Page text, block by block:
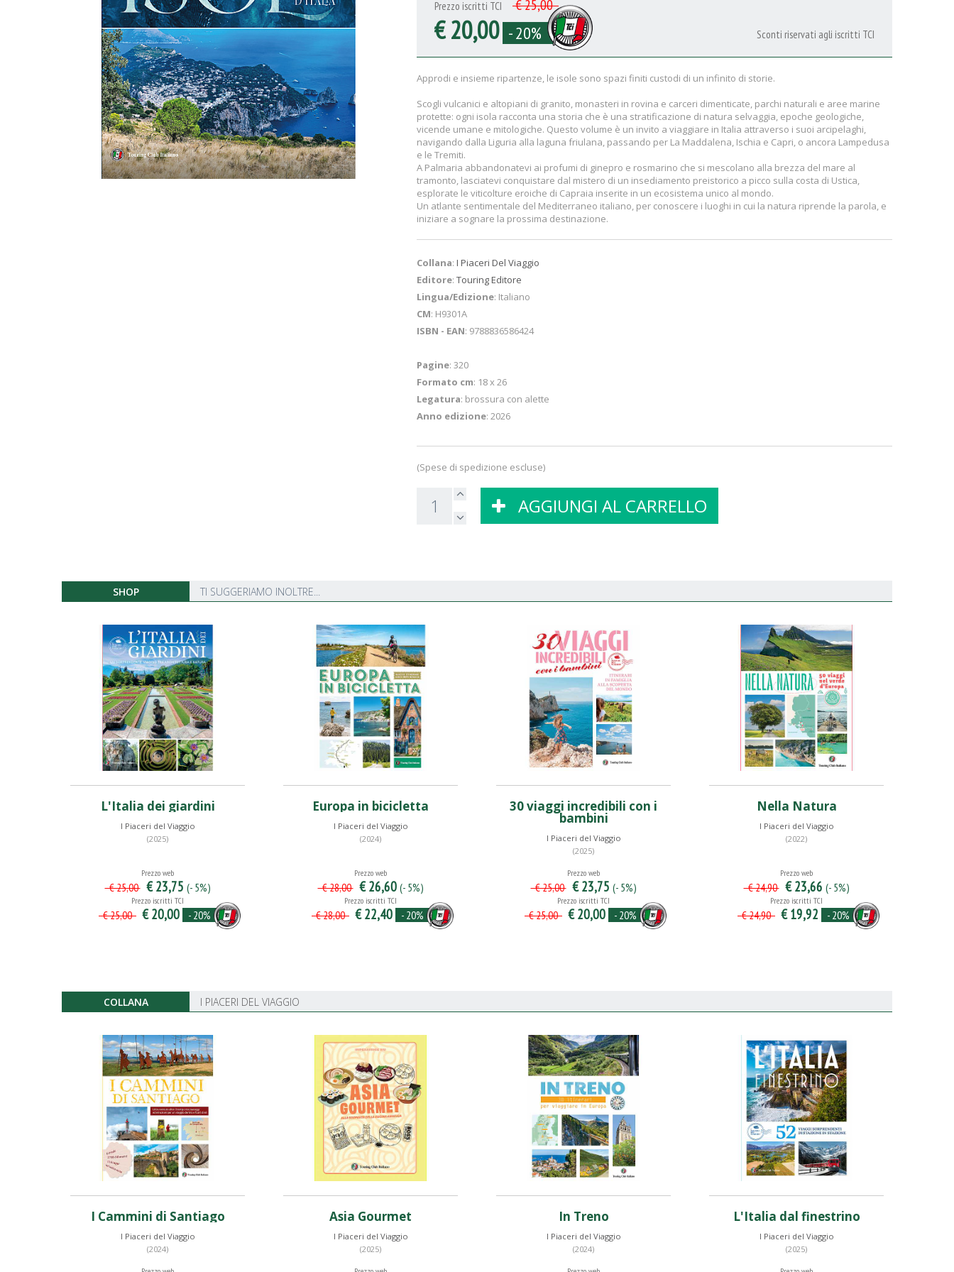
Prezzo iscritti TCI € 25,00
€ 20,00 - 20% Sconti riservati agli iscritti TCI
Approdi e insieme ripartenze, le isole sono spazi finiti custodi di un infinito di storie.
Scogli vulcanici e altopiani di granito, monasteri in rovina e carceri dimenticate, parchi naturali e aree marine
protette: ogni isola racconta una storia che è una stratificazione di natura selvaggia, epoche geologiche,
vicende umane e mitologiche. Questo volume è un invito a viaggiare in Italia attraverso i suoi arcipelaghi,
navigando dalla Liguria alla laguna friulana, passando per La Maddalena, Ischia e Capri, o ancora Lampedusa
e le Tremiti.
A Palmaria abbandonatevi ai profumi di ginepro e rosmarino che si mescolano alla brezza del mare al
tramonto, lasciatevi conquistare dal mistero di un insediamento preistorico a picco sulla costa di Ustica,
esplorate le viticolture eroiche di Capraia inserite in un ecosistema unico al mondo.
Un atlante sentimentale del Mediterraneo italiano, per conoscere i luoghi in cui la natura riprende la parola, e
iniziare a sognare la prossima destinazione.
Collana: I Piaceri Del Viaggio
Editore: Touring Editore
Lingua/Edizione: Italiano
CM: H9301A
ISBN - EAN: 9788836586424
Pagine: 320
Formato cm: 18 x 26
Legatura: brossura con alette
Anno edizione: 2026
(Spese di spedizione escluse)
AGGIUNGI AL CARRELLO
SHOP TI SUGGERIAMO INOLTRE...
L'Italia dei giardini
I Piaceri del Viaggio
(2025)
Prezzo web
€ 25,00 € 23,75 (- 5%)
Prezzo iscritti TCI
€ 25,00 € 20,00 - 20%
Europa in bicicletta
I Piaceri del Viaggio
(2024)
Prezzo web
€ 28,00 € 26,60 (- 5%)
Prezzo iscritti TCI
€ 28,00 € 22,40 - 20%
30 viaggi incredibili con i
bambini
I Piaceri del Viaggio
(2025)
Prezzo web
€ 25,00 € 23,75 (- 5%)
Prezzo iscritti TCI
€ 25,00 € 20,00 - 20%
Nella Natura
I Piaceri del Viaggio
(2022)
Prezzo web
€ 24,90 € 23,66 (- 5%)
Prezzo iscritti TCI
€ 24,90 € 19,92 - 20%
COLLANA I PIACERI DEL VIAGGIO
I Cammini di Santiago
I Piaceri del Viaggio
(2024)
Asia Gourmet
I Piaceri del Viaggio
(2025)
In Treno
I Piaceri del Viaggio
(2024)
L'Italia dal finestrino
I Piaceri del Viaggio
(2025)